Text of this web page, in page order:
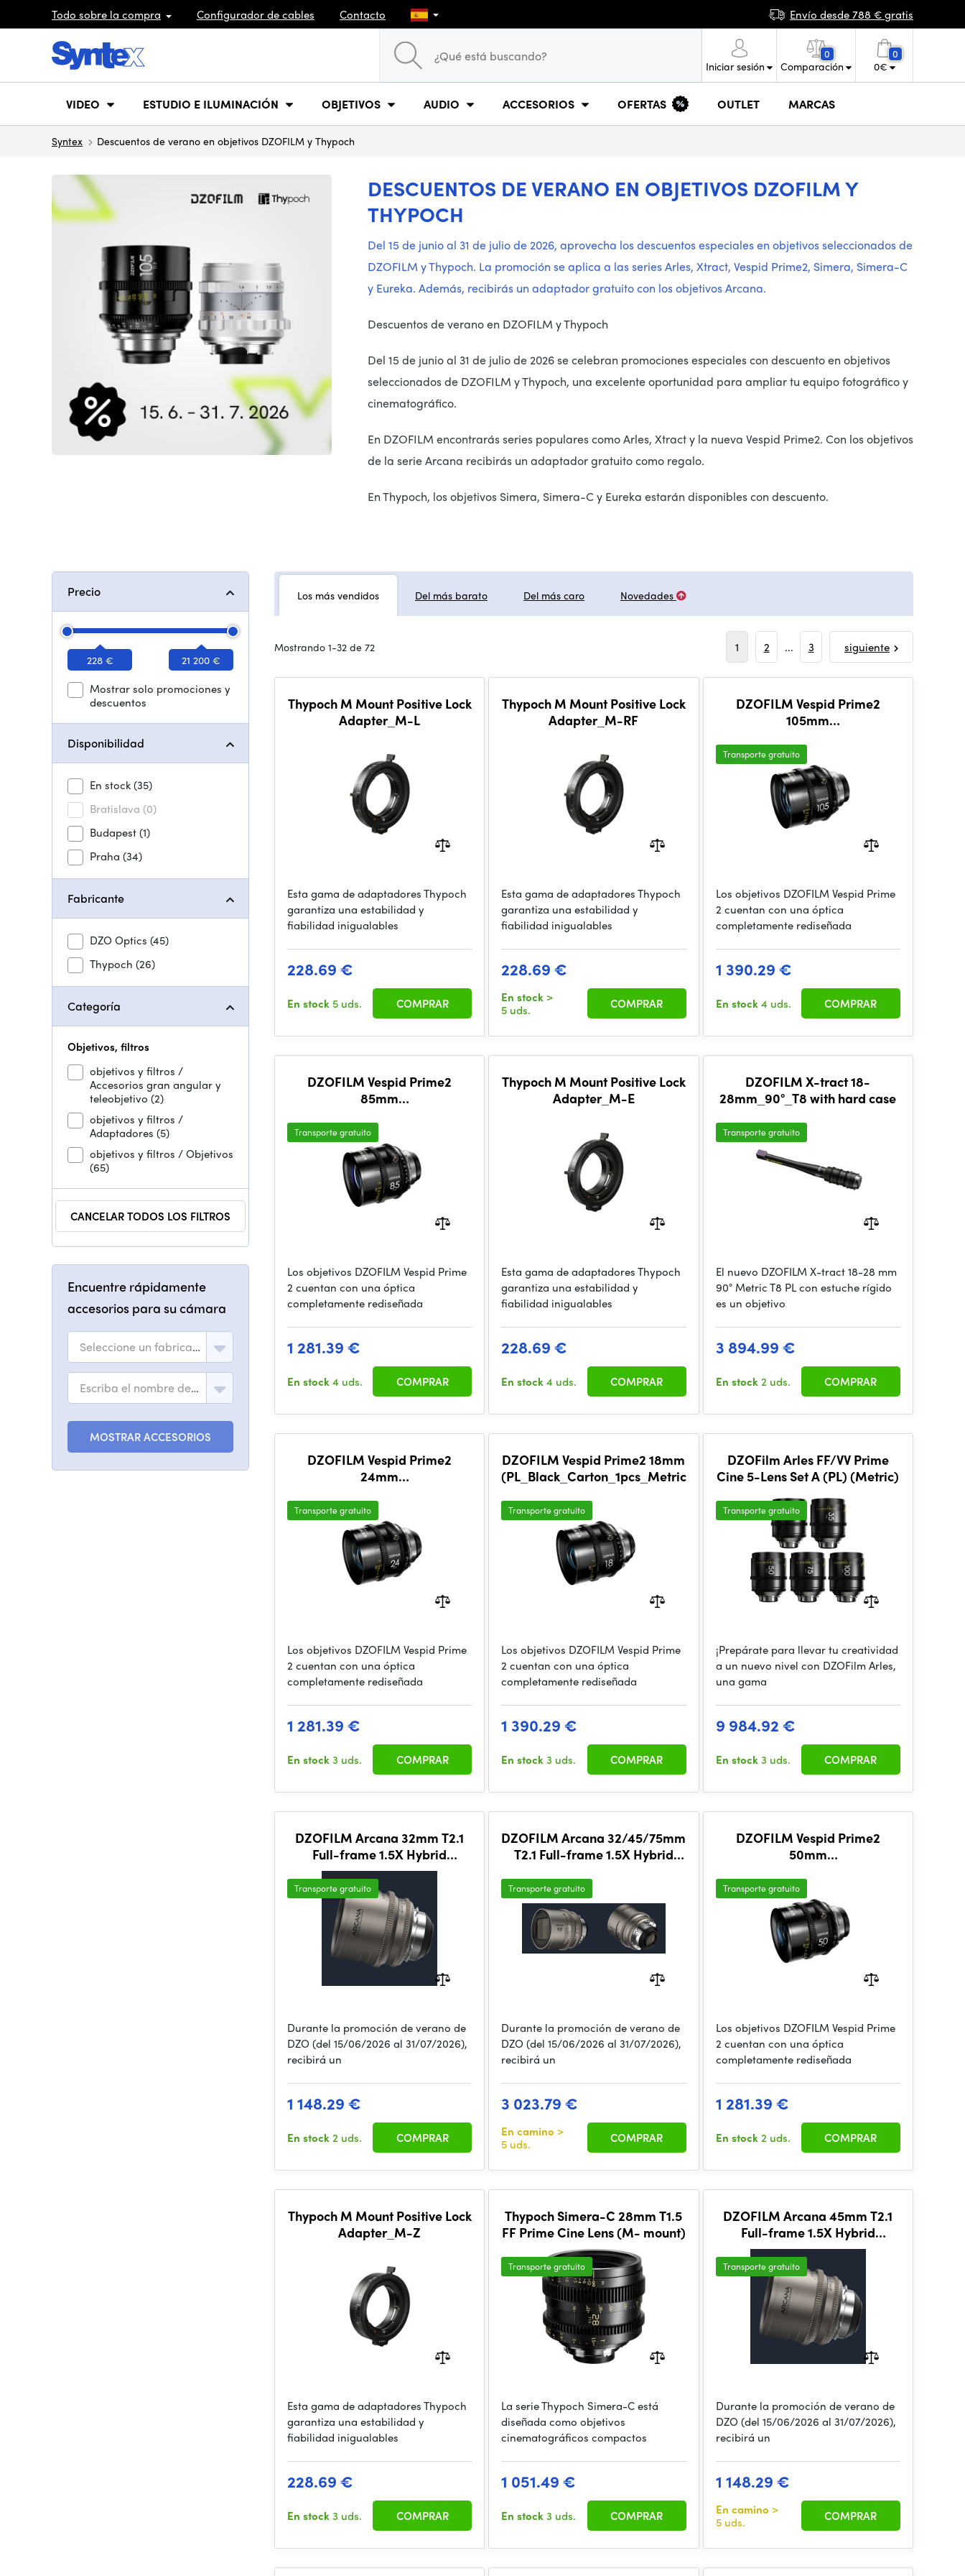
Todo sobre la compra Configurador de cables Contacto Envío desde 788 € gratis
Iniciar sesión
0
Comparación
0
0€
VIDEO ESTUDIO E ILUMINACIÓN OBJETIVOS AUDIO ACCESORIOS OFERTAS OUTLET MARCAS
Syntex Descuentos de verano en objetivos DZOFILM y Thypoch
DESCUENTOS DE VERANO EN OBJETIVOS DZOFILM Y
THYPOCH
Del 15 de junio al 31 de julio de 2026, aprovecha los descuentos especiales en objetivos seleccionados de
DZOFILM y Thypoch. La promoción se aplica a las series Arles, Xtract, Vespid Prime2, Simera, Simera-C
y Eureka. Además, recibirás un adaptador gratuito con los objetivos Arcana.
Descuentos de verano en DZOFILM y Thypoch
Del 15 de junio al 31 de julio de 2026 se celebran promociones especiales con descuento en objetivos
seleccionados de DZOFILM y Thypoch, una excelente oportunidad para ampliar tu equipo fotográfico y
cinematográfico.
En DZOFILM encontrarás series populares como Arles, Xtract y la nueva Vespid Prime2. Con los objetivos
de la serie Arcana recibirás un adaptador gratuito como regalo.
En Thypoch, los objetivos Simera, Simera-C y Eureka estarán disponibles con descuento.
Precio
228 € 21 200 €
Mostrar solo promociones y
descuentos
Disponibilidad
En stock(35)
Bratislava (0)
Budapest(1)
Praha (34)
Fabricante
DZO Optics (45)
Thypoch (26)
Categoría
Objetivos, filtros
objetivos y filtros /
Accesorios gran angular y
teleobjetivo (2)
objetivos y filtros /
Adaptadores (5)
objetivos y filtros / Objetivos
(65)
CANCELAR TODOS LOS FILTROS
Encuentre rápidamente
accesorios para su cámara
Seleccione un fabricante
Escriba el nombre del modelo
MOSTRAR ACCESORIOS
Los más vendidos Del más barato Del más caro Novedades
Mostrando 1-32 de 72 1 2 ... 3 siguiente
Thypoch M Mount Positive Lock
Adapter_M-L
Esta gama de adaptadores Thypoch
garantiza una estabilidad y
fiabilidad inigualables
228.69 €
En stock 5 uds. COMPRAR
Thypoch M Mount Positive Lock
Adapter_M-RF
Esta gama de adaptadores Thypoch
garantiza una estabilidad y
fiabilidad inigualables
228.69 €
En stock >
5 uds.
COMPRAR
DZOFILM Vespid Prime2
105mm
Transporte gratuito
Los objetivos DZOFILM Vespid Prime
2 cuentan con una óptica
completamente rediseñada
1 390.29 €
En stock4 uds. COMPRAR
DZOFILM Vespid Prime2
85mm
Transporte gratuito
Los objetivos DZOFILM Vespid Prime
2 cuentan con una óptica
completamente rediseñada
1 281.39 €
En stock4 uds. COMPRAR
Thypoch M Mount Positive Lock
Adapter_M-E
Esta gama de adaptadores Thypoch
garantiza una estabilidad y
fiabilidad inigualables
228.69 €
En stock4 uds. COMPRAR
DZOFILM X-tract 18-
28mm_90°_T8 with hard case
Transporte gratuito
El nuevo DZOFILM X-tract 18-28 mm
90° Metric T8 PL con estuche rígido
es un objetivo
3 894.99 €
En stock2 uds. COMPRAR
DZOFILM Vespid Prime2
24mm
Transporte gratuito
Los objetivos DZOFILM Vespid Prime
2 cuentan con una óptica
completamente rediseñada
1 281.39 €
En stock3 uds. COMPRAR
DZOFILM Vespid Prime2 18mm
(PL_Black_Carton_1pcs_Metric)
Transporte gratuito
Los objetivos DZOFILM Vespid Prime
2 cuentan con una óptica
completamente rediseñada
1 390.29 €
En stock3 uds. COMPRAR
DZOFilm Arles FF/VV Prime
Cine 5-Lens Set A (PL) (Metric)
Transporte gratuito
¡Prepárate para llevar tu creatividad
a un nuevo nivel con DZOFilm Arles,
una gama
9 984.92 €
En stock3 uds. COMPRAR
DZOFILM Arcana 32mm T2.1
Full-frame 1.5X Hybrid
Anamorphic Prime Lens (PL
mount,meter)
Transporte gratuito
Durante la promoción de verano de
DZO (del 15/06/2026 al 31/07/2026),
recibirá un
1 148.29 €
En stock2 uds. COMPRAR
DZOFILM Arcana 32/45/75mm
T2.1 Full-frame 1.5X Hybrid
(PL mount,meter)
Transporte gratuito
Durante la promoción de verano de
DZO (del 15/06/2026 al 31/07/2026),
recibirá un
3 023.79 €
En camino >
5 uds.
COMPRAR
DZOFILM Vespid Prime2
50mm
Transporte gratuito
Los objetivos DZOFILM Vespid Prime
2 cuentan con una óptica
completamente rediseñada
1 281.39 €
En stock2 uds. COMPRAR
Thypoch M Mount Positive Lock
Adapter_M-Z
Esta gama de adaptadores Thypoch
garantiza una estabilidad y
fiabilidad inigualables
228.69 €
En stock3 uds. COMPRAR
Thypoch Simera-C 28mm T1.5
FF Prime Cine Lens (M- mount)
Transporte gratuito
La serie Thypoch Simera-C está
diseñada como objetivos
cinematográficos compactos
1 051.49 €
En stock3 uds. COMPRAR
DZOFILM Arcana 45mm T2.1
Full-frame 1.5X Hybrid
Anamorphic Prime Lens (PL
mount,meter)
Transporte gratuito
Durante la promoción de verano de
DZO (del 15/06/2026 al 31/07/2026),
recibirá un
1 148.29 €
En camino >
5 uds.
COMPRAR